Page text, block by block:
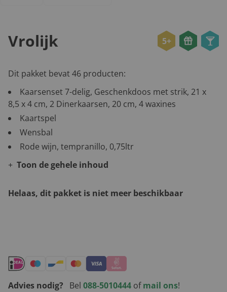
Vrolijk 5+
Dit pakket bevat 46 producten:
Kaarsenset 7-delig, Geschenkdoos met strik, 21 x
8,5 x 4 cm, 2 Dinerkaarsen, 20 cm, 4 waxines
Kaartspel
Wensbal
Rode wijn, tempranillo, 0,75ltr
Toon de gehele inhoud
Helaas, dit pakket is niet meer beschikbaar
Advies nodig? Bel 088-5010444 ofmail ons!